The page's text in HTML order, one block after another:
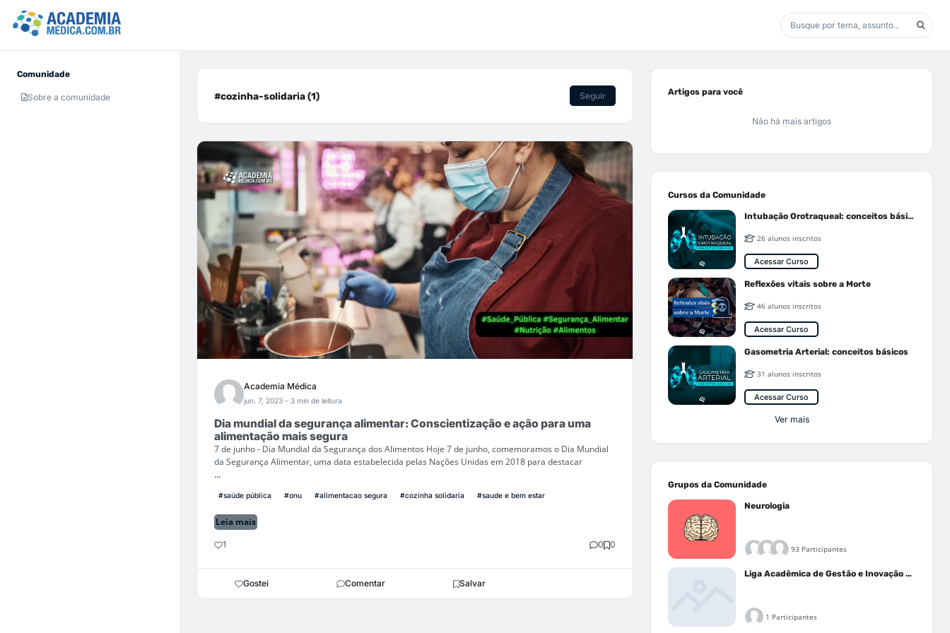
Comunidade
Sobre a comunidade #cozinha-solidaria (1) Seguir
Academia Médica
jun. 7, 2023 - 3 min de leitura
Dia mundial da segurança alimentar: Conscientização e ação para uma
alimentação mais segura
7 de junho - Dia Mundial da Segurança dos Alimentos Hoje 7 de junho, comemoramos o Dia Mundial
da Segurança Alimentar, uma data estabelecida pelas Nações Unidas em 2018 para destacar
...
#saúde pública #onu #alimentacao segura #cozinha solidaria #saude e bem estar
Leia mais
1 0 0
Gostei Comentar Salvar
Artigos para você
Não há mais artigos
Cursos da Comunidade
Intubação Orotraqueal: conceitos básicos
26 alunos inscritos
Acessar Curso
Reflexões vitais sobre a Morte
46 alunos inscritos
Acessar Curso
Gasometria Arterial: conceitos básicos
31 alunos inscritos
Acessar Curso
Ver mais
Grupos da Comunidade
Neurologia
93 Participantes
Liga Acadêmica de Gestão e Inovação Médica - LAGIM
1 Participantes